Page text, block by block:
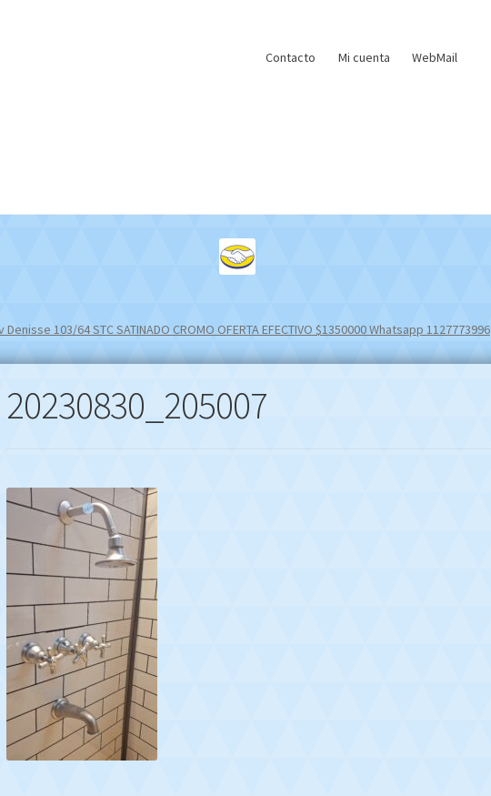
Contacto Mi cuenta WebMail
103/64 STC SATINADO CROMO OFERTA EFECTIVO $1350000 Whatsapp 1127773996
20230830_205007